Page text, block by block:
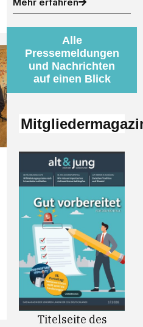
Alle
Pressemeldungen
und Nachrichten
auf einen Blick
Titelseite des